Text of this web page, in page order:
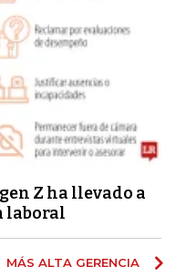
Z ha llevado a
laboral
MÁS ALTA GERENCIA